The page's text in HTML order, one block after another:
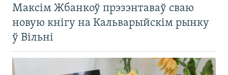
Максім Жбанкоў прэзэнтаваў сваю
новую кнігу на Кальварыйскім рынку
ў Вільні